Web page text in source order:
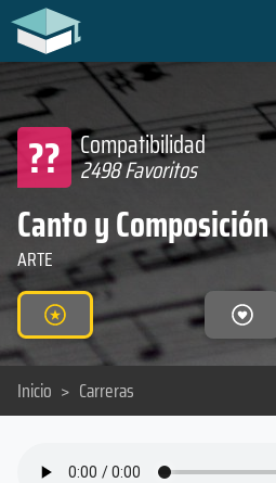
Canto y Composición
Compatibilidad
2498 Favoritos
??
ARTE
Inicio > Carreras